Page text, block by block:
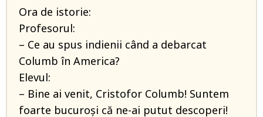
Ora de istorie:
Profesorul:
– Ce au spus indienii când a debarcat
Columb în America?
Elevul:
– Bine ai venit, Cristofor Columb! Suntem
foarte bucuroși că ne-ai putut descoperi!